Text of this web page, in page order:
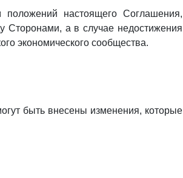
настоящего Соглашения,
Сторонами, а в случае недостижения
экономического сообщества.
быть внесены изменения, которые